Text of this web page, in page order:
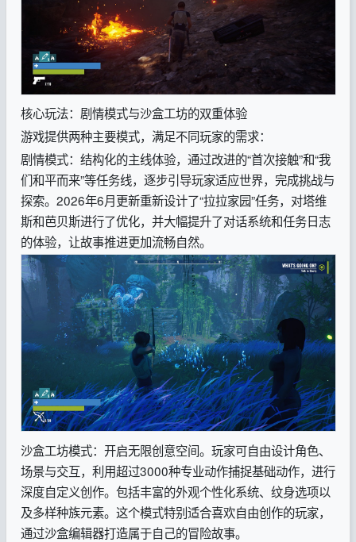
核心玩法：剧情模式与沙盒工坊的双重体验
游戏提供两种主要模式，满足不同玩家的需求：
剧情模式：结构化的主线体验，通过改进的“首次接触”和“我
们和平而来”等任务线，逐步引导玩家适应世界，完成挑战与
探索。2026年6月更新重新设计了“拉拉家园”任务，对塔维
斯和芭贝斯进行了优化，并大幅提升了对话系统和任务日志
的体验，让故事推进更加流畅自然。
沙盒工坊模式：开启无限创意空间。玩家可自由设计角色、
场景与交互，利用超过3000种专业动作捕捉基础动作，进行
深度自定义创作。包括丰富的外观个性化系统、纹身选项以
及多样种族元素。这个模式特别适合喜欢自由创作的玩家，
通过沙盒编辑器打造属于自己的冒险故事。